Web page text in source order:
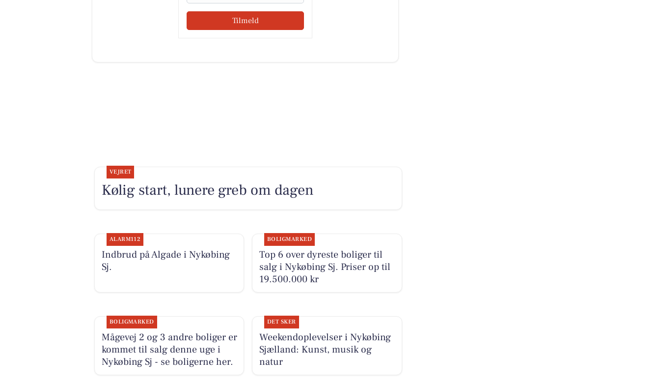
Tilmeld
VEJRET
Kølig start, lunere greb om dagen
ALARM112
Indbrud på Algade i Nykøbing
Sj.
BOLIGMARKED
Top 6 over dyreste boliger til
salg i Nykøbing Sj. Priser op til
19.500.000 kr
BOLIGMARKED
Mågevej 2 og 3 andre boliger er
kommet til salg denne uge i
Nykøbing Sj - se boligerne her.
DET SKER
Weekendoplevelser i Nykøbing
Sjælland: Kunst, musik og
natur